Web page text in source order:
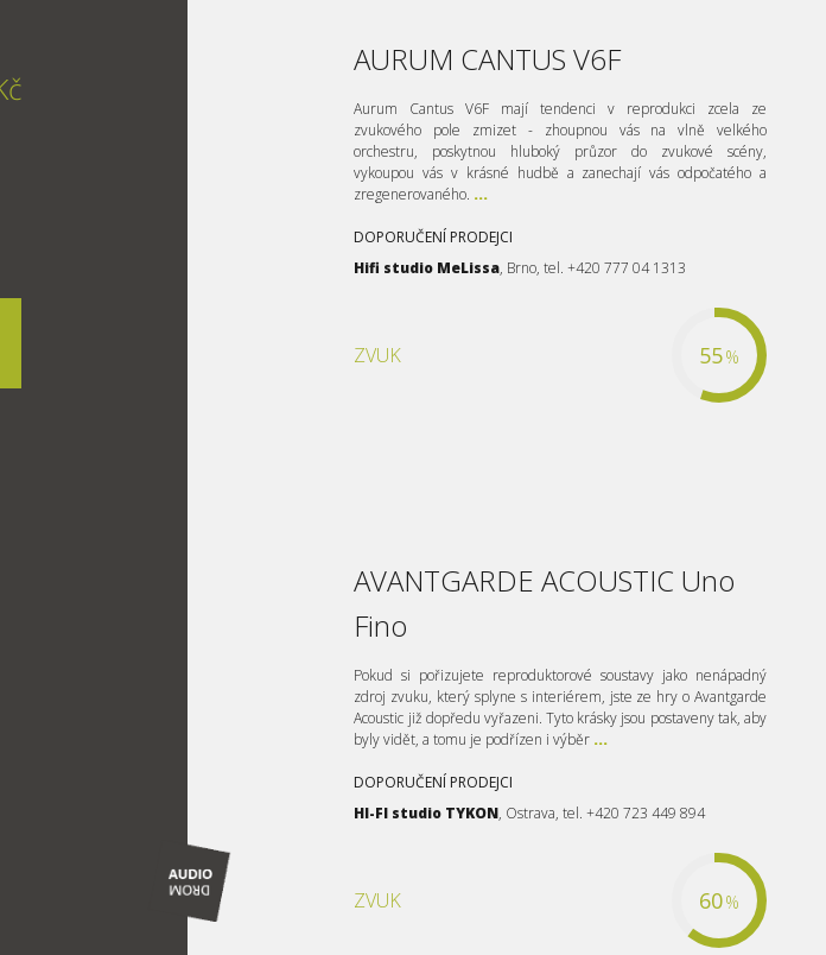
AURUM CANTUS V6F
Aurum Cantus V6F mají tendenci v reprodukci zcela ze
zvukového pole zmizet - zhoupnou vás na vlně velkého
orchestru, poskytnou hluboký průzor do zvukové scény,
vykoupou vás v krásné hudbě a zanechají vás odpočatého a
zregenerovaného. ...
DOPORUČENÍ PRODEJCI
Hifi studio MeLissa, Brno, tel. +420 777 04 1313
ZVUK 55%
AVANTGARDE ACOUSTIC Uno
Fino
Pokud si pořizujete reproduktorové soustavy jako nenápadný
zdroj zvuku, který splyne s interiérem, jste ze hry o Avantgarde
Acoustic již dopředu vyřazeni. Tyto krásky jsou postaveny tak, aby
byly vidět, a tomu je podřízen i výběr ...
DOPORUČENÍ PRODEJCI
HI-FI studio TYKON, Ostrava, tel. +420 723 449 894
ZVUK 60%